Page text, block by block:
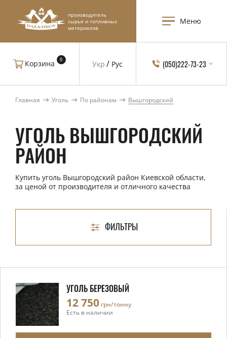
производитель
сырья и топливных
материалов
Меню
Укр Рус
Корзина 0 (050)222-73-23
Главная Уголь По районам Вышгородский
УГОЛЬ ВЫШГОРОДСКИЙ
РАЙОН
Купить уголь Вышгородский район Киевской области,
за ценой от производителя и отличного качества
ФИЛЬТРЫ
УГОЛЬ БЕРЕЗОВЫЙ
12 750 грн/тонну
Есть в наличии